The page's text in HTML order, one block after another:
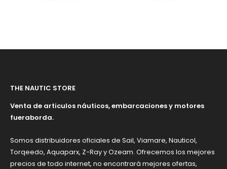
THE NAUTIC STORE
Venta de articulos náuticos, embarcaciones y motores
fueraborda.
Somos distribuidores oficiales de Sail, Viamare, Nauticol,
Torqeedo, Aquaparx, Z-Ray y Ozeam. Ofrecemos los mejores
precios de todo internet, no encontrará mejores ofertas,